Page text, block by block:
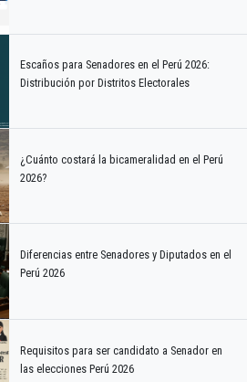
Escaños para Senadores en el Perú 2026:
Distribución por Distritos Electorales
¿Cuánto costará la bicameralidad en el Perú
2026?
Diferencias entre Senadores y Diputados en el
Perú 2026
Requisitos para ser candidato a Senador en
las elecciones Perú 2026